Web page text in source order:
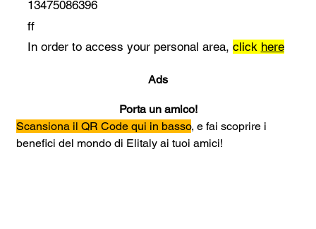
Ads
Porta un amico!
Scansiona il QR Code qui in basso, e fai scoprire i
benefici del mondo di Elitaly ai tuoi amici!
13475086396
ff
In order to access your personal area, click here